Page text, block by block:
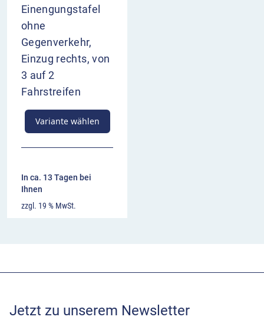
Einengungstafel
ohne
Gegenverkehr,
Einzug rechts, von
3 auf 2
Fahrstreifen
Variante wählen
In ca. 13 Tagen bei
Ihnen
zzgl. 19 % MwSt.
Jetzt zu unserem Newsletter